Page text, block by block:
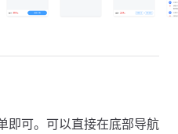
即可。可以直接在底部导航